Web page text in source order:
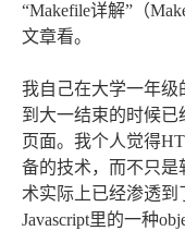
“Makefile详解”（
文章看。
我自己在大学一年级
到大一结束的时候已
页面。我个人觉得
备的技术，而不只是
术实际上已经渗透到
Javascript里的一种